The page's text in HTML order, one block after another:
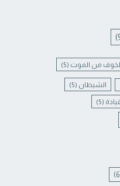
من الموت (5)
الشيطان (5)
(5)